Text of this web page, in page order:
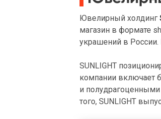
Ювелирный холдинг
магазин в формате
украшений в России.
SUNLIGHT
компании включает
и
того, SUNLIGHT